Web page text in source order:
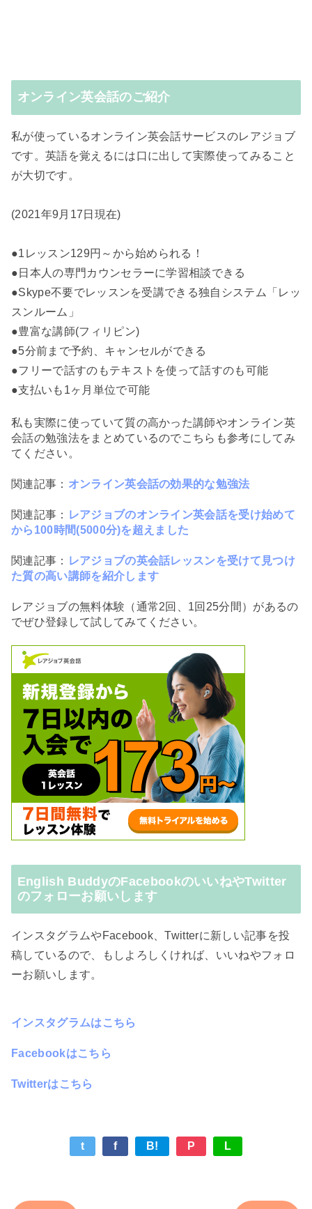
オンライン英会話のご紹介
私が使っているオンライン英会話サービスのレアジョブ
です。英語を覚えるには口に出して実際使ってみること
が大切です。
(2021年9月17日現在)
●1レッスン129円～から始められる！
●日本人の専門カウンセラーに学習相談できる
●Skype不要でレッスンを受講できる独自システム「レッ
スンルーム」
●豊富な講師(フィリピン)
●5分前まで予約、キャンセルができる
●フリーで話すのもテキストを使って話すのも可能
●支払いも1ヶ月単位で可能
私も実際に使っていて質の高かった講師やオンライン英
会話の勉強法をまとめているのでこちらも参考にしてみ
てください。
関連記事： オンライン英会話の効果的な勉強法
関連記事： レアジョブのオンライン英会話を受け始めて
から100時間(5000分)を超えました
関連記事： レアジョブの英会話レッスンを受けて見つけ
た質の高い講師を紹介します
レアジョブの無料体験（通常2回、1回25分間）があるの
でぜひ登録して試してみてください。
English BuddyのFacebookのいいねやTwitter
のフォローお願いします
インスタグラムやFacebook、Twitterに新しい記事を投
稿しているので、もしよろしくければ、いいねやフォロ
ーお願いします。
インスタグラムはこちら
Facebookはこちら
Twitterはこちら
t f B! P L